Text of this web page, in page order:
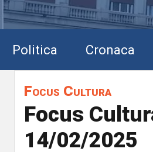
Politica Cronaca
Focus Cultura
Focus
14/02/2025